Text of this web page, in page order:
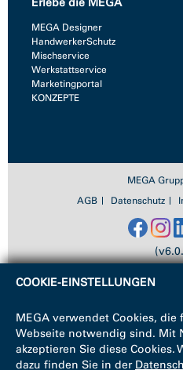
MEGA Designer
HandwerkerSchutz
Mischservice
Werkstattservice
Marketingportal
KONZEPTE
MEGA
AGB
Datenschutz
COOKIE-EINSTELLUNGEN
MEGA verwendet Cookies, die
Webseite notwendig sind. Mit
akzeptieren Sie diese Cookies.
dazu finden Sie in der